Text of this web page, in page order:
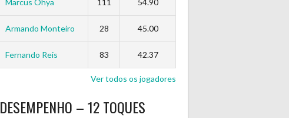
Marcus Ohya 111 54.90
Armando Monteiro 28 45.00
Fernando Reis 83 42.37
Ver todos os jogadores
DESEMPENHO – 12 TOQUES